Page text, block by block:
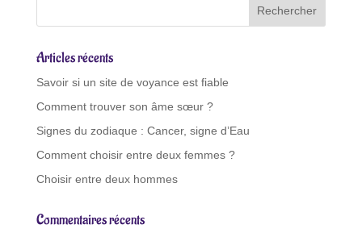
Articles récents
Savoir si un site de voyance est fiable
Comment trouver son âme sœur ?
Signes du zodiaque : Cancer, signe d’Eau
Comment choisir entre deux femmes ?
Choisir entre deux hommes
Commentaires récents